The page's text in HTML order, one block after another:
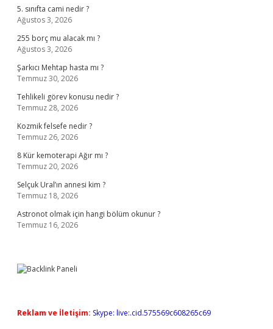
5. sınıfta cami nedir ?
Ağustos 3, 2026
255 borç mu alacak mı ?
Ağustos 3, 2026
Şarkıcı Mehtap hasta mı ?
Temmuz 30, 2026
Tehlikeli görev konusu nedir ?
Temmuz 28, 2026
Kozmik felsefe nedir ?
Temmuz 26, 2026
8 Kür kemoterapi Ağır mı ?
Temmuz 20, 2026
Selçuk Ural’ın annesi kim ?
Temmuz 18, 2026
Astronot olmak için hangi bölüm okunur ?
Temmuz 16, 2026
Reklam ve İletişim: Skype: live:.cid.575569c608265c69